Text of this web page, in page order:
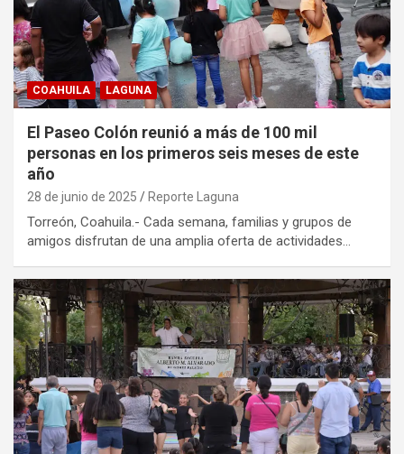
COAHUILA LAGUNA
El Paseo Colón reunió a más de 100 mil
personas en los primeros seis meses de este
año
28 de junio de 2025 Reporte Laguna
Torreón, Coahuila.- Cada semana, familias y grupos de
amigos disfrutan de una amplia oferta de actividades…